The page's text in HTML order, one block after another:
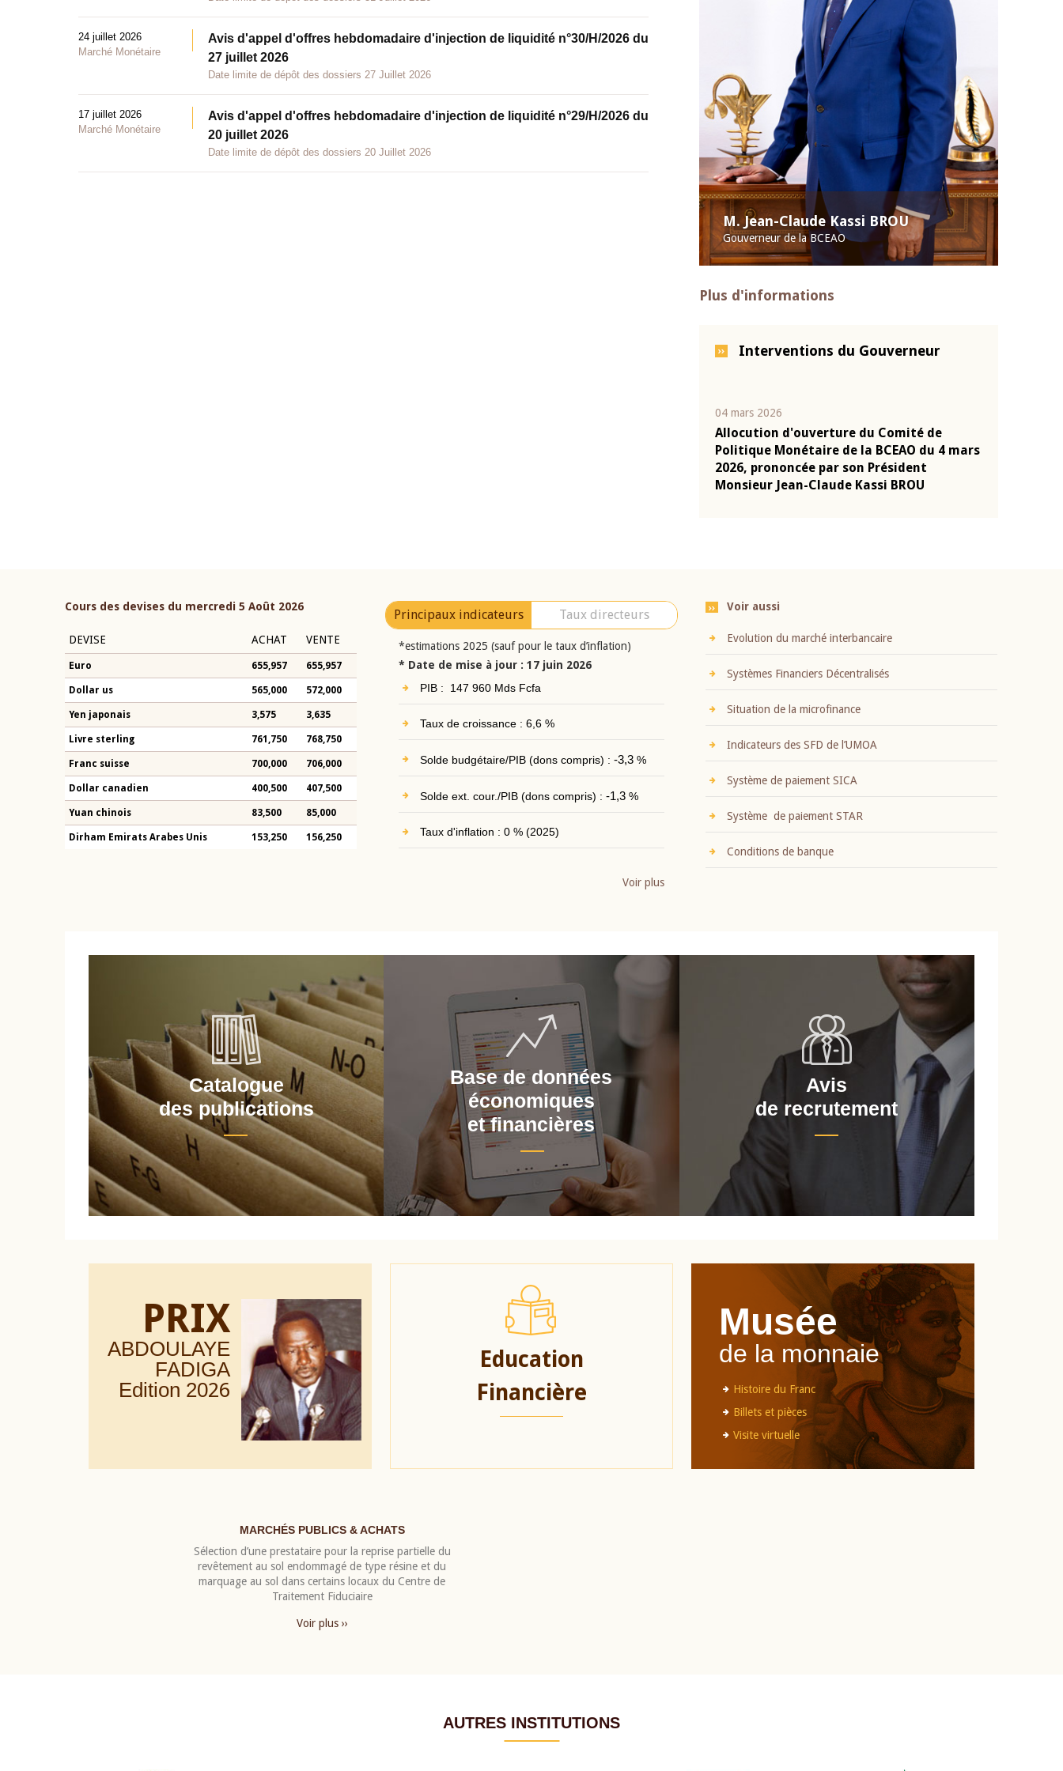
M. Jean-Claude Kassi BROU
Gouverneur de la BCEAO
Plus d'informations
Interventions du Gouverneur
04 mars 2026
Allocution d'ouverture du Comité de
Politique Monétaire de la BCEAO du 4 mars
2026, prononcée par son Président
Monsieur Jean-Claude Kassi BROU
24 juillet 2026
Marché Monétaire
Avis d'appel d'offres hebdomadaire d'injection de liquidité n°30/H/2026 du
27 juillet 2026
Date limite de dépôt des dossiers 27 Juillet 2026
17 juillet 2026
Marché Monétaire
Avis d'appel d'offres hebdomadaire d'injection de liquidité n°29/H/2026 du
20 juillet 2026
Date limite de dépôt des dossiers 20 Juillet 2026
Cours des devises du mercredi 5 Août 2026
DEVISE ACHAT VENTE
Euro 655,957 655,957
Dollar us 565,000 572,000
Yen japonais 3,575 3,635
Livre sterling 761,750 768,750
Franc suisse 700,000 706,000
Dollar canadien 400,500 407,500
Yuan chinois 83,500 85,000
Dirham Emirats Arabes Unis 153,250 156,250
Principaux indicateurs Taux directeurs
*estimations 2025 (sauf pour le taux d’inflation)
* Date de mise à jour : 17 juin 2026
PIB : 147 960 Mds Fcfa
Taux de croissance : 6,6 %
Solde budgétaire/PIB (dons compris) : -3,3%
Solde ext. cour./PIB (dons compris) : -1,3%
Taux d'inflation : 0 % (2025)
Voir plus
Voir aussi
Evolution du marché interbancaire
Systèmes Financiers Décentralisés
Situation de la microfinance
Indicateurs des SFD de l’UMOA
Système de paiement SICA
Système de paiement STAR
Conditions de banque
Catalogue
des publications
Base de données
économiques
et financières
Avis
de recrutement
PRIX
ABDOULAYE
FADIGA
Edition 2026
Education
Financière
Musée
de la monnaie
Histoire du Franc
Billets et pièces
Visite virtuelle
MARCHÉS PUBLICS & ACHATS
Sélection d’une prestataire pour la reprise partielle du
revêtement au sol endommagé de type résine et du
marquage au sol dans certains locaux du Centre de
Traitement Fiduciaire
Voir plus ››
AUTRES INSTITUTIONS